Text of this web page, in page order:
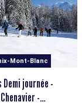
da neve è
Mont-Blanc
Demi journée -
-